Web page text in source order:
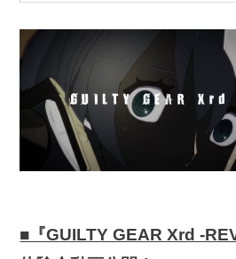
■『GUILTY GEAR Xrd -